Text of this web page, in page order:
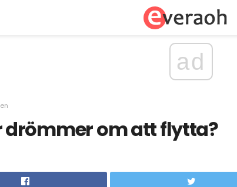
ad
drömmer om att flytta?